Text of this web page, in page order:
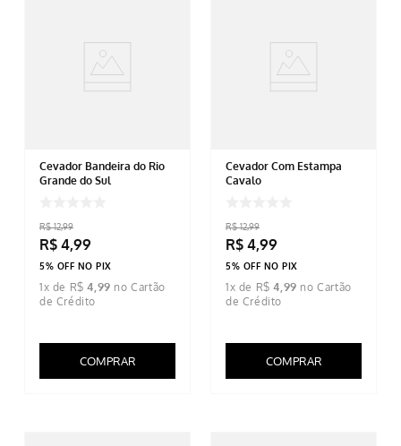
Cevador Bandeira do Rio
Grande do Sul
R$ 12,99
R$ 4,99
5% OFF NO PIX
1x de R$ 4,99
COMPRAR
Cevador Com Estampa
Cavalo
R$ 12,99
R$ 4,99
5% OFF NO PIX
1x de R$ 4,99
COMPRAR